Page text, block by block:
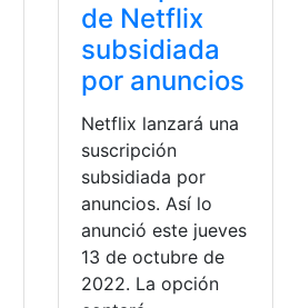
de Netflix
subsidiada
por anuncios
Netflix lanzará una
suscripción
subsidiada por
anuncios. Así lo
anunció este jueves
13 de octubre de
2022. La opción